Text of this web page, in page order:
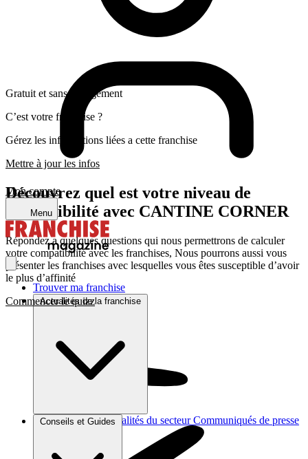
Mon compte
Menu
Trouver ma franchise
Actualités de la franchise
Brèves et actus Actualités du secteur Communiqués de presse
Conseils et Guides
Gratuit et sans engagement
C’est votre franchise ?
Gérez les informations liées a cette franchise
Mettre à jour les infos
Découvrez quel est votre niveau de
compatibilité avec CANTINE CORNER
Répondez a quelques questions qui nous permettrons de calculer
votre compatibilité avec les franchises, Nous pourrons aussi vous
présenter les franchises avec lesquelles vous êtes susceptible d’avoir
le plus d’affinité
Commencer le quizz